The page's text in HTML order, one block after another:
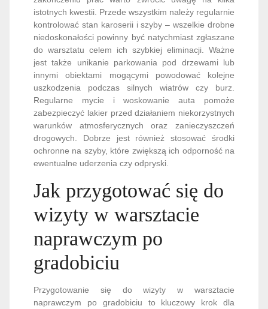
istotnych kwestii. Przede wszystkim należy regularnie
kontrolować stan karoserii i szyby – wszelkie drobne
niedoskonałości powinny być natychmiast zgłaszane
do warsztatu celem ich szybkiej eliminacji. Ważne
jest także unikanie parkowania pod drzewami lub
innymi obiektami mogącymi powodować kolejne
uszkodzenia podczas silnych wiatrów czy burz.
Regularne mycie i woskowanie auta pomoże
zabezpieczyć lakier przed działaniem niekorzystnych
warunków atmosferycznych oraz zanieczyszczeń
drogowych. Dobrze jest również stosować środki
ochronne na szyby, które zwiększą ich odporność na
ewentualne uderzenia czy odpryski.
Jak przygotować się do
wizyty w warsztacie
naprawczym po
gradobiciu
Przygotowanie się do wizyty w warsztacie
naprawczym po gradobiciu to kluczowy krok dla